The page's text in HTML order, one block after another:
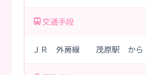
交通手段
ＪＲ 外房線 茂原駅 から